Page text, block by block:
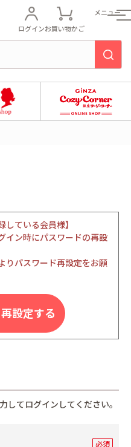
ログインお買い物かご
メニュー
している会員様】
イン時にパスワードの再設
りパスワード再設定をお願
設定する
してログインしてください。